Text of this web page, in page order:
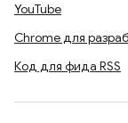
YouTube
Chrome для
Код для фида RSS